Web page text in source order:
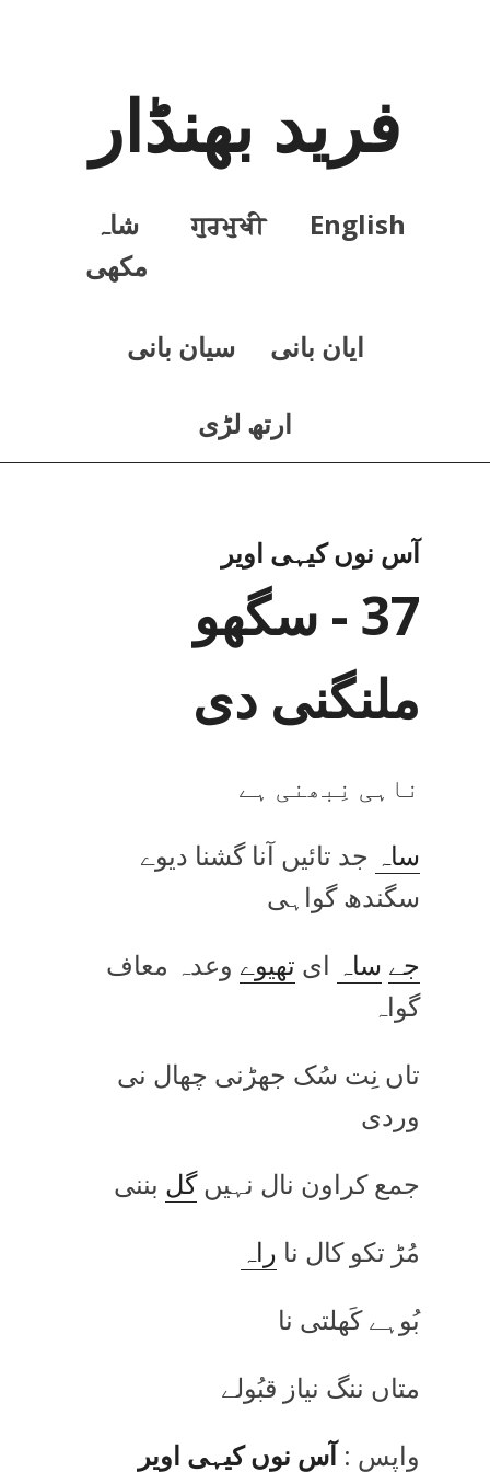
فرید بھنڈار
English
ਗੁਰਮੁਖੀ
شاہ
مکھی
ايان بانی سيان بانی
ارتھ لڑی
آس نوں کیہی اویر
37 - سگھو
ملنگنی دی
ناہی نِبھنی ہے
ساہ جد تائیں آنا گشنا دیوے
سگندھ گواہی
جے ساہ ای تھیوے وعدہ معاف
گواہ
تاں نِت سُک جھڑنی چھال نی
وردی
جمع کراون نال نہیںگل بننی
مُڑ تکو کال نا راہ
بُوہے کَھلتی نا
متاں ننگ نیاز قبُولے
واپس :آس نوں کیہی اویر